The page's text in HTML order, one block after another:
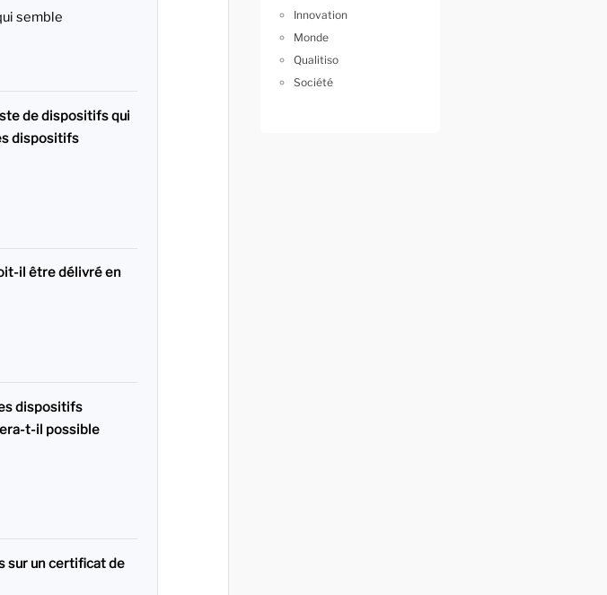
semble
de dispositifs qui
dispositifs
il être délivré en
dispositifs
t-il possible
sur un certificat de
Innovation
Monde
Qualitiso
Société